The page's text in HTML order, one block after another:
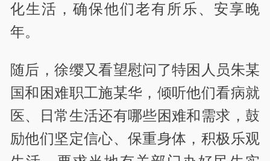
化生活，确保他们老有所乐、安享晚
年。
随后，徐缨又看望慰问了特困人员朱某
国和困难职工施某华，倾听他们看病就
医、日常生活还有哪些困难和需求，鼓
励他们坚定信心、保重身体，积极乐观